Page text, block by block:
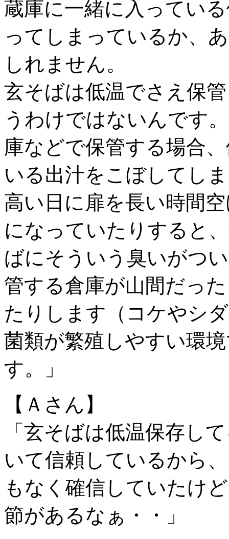
蔵庫に一緒に入ってい
ってしまっているか、
しれません。
玄そばは低温でさえ保
うわけではないんです
庫などで保管する場合
いる出汁をこぼしてし
高い日に扉を長い時間
になっていたりすると
ばにそういう臭いがつ
管する倉庫が山間だっ
たりします（コケやシ
菌類が繁殖しやすい環
す。」
【Ａさん】
「玄そばは低温保存し
いて信頼しているから
もなく確信していたけ
節があるなぁ・・」